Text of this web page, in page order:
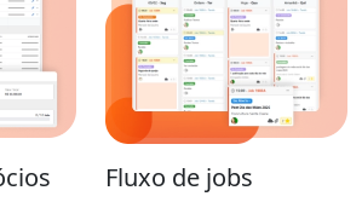
Fluxo de jobs